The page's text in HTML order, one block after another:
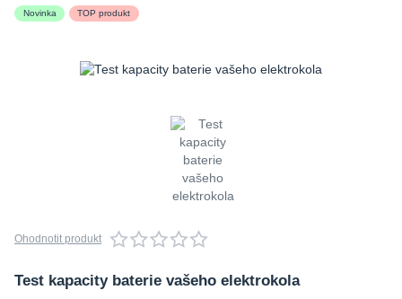
Novinka TOP produkt
Ohodnotit produkt
Test kapacity baterie vašeho elektrokola